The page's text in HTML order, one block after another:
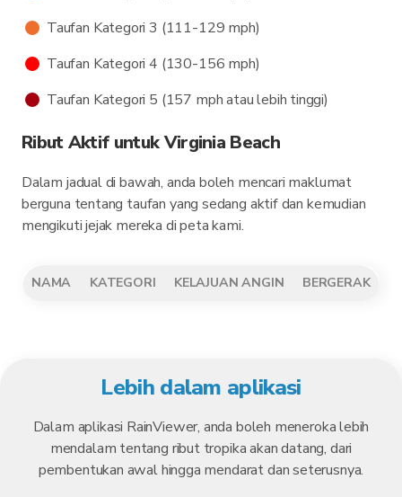
Taufan Kategori 3 (111-129 mph)
Taufan Kategori 4 (130-156 mph)
Taufan Kategori 5 (157 mph atau lebih tinggi)
Ribut Aktif untuk Virginia Beach
Dalam jadual di bawah, anda boleh mencari maklumat
berguna tentang taufan yang sedang aktif dan kemudian
mengikuti jejak mereka di peta kami.
NAMA KATEGORI KELAJUAN ANGIN BERGERAK
Lebih dalam aplikasi
Dalam aplikasi RainViewer, anda boleh meneroka lebih
mendalam tentang ribut tropika akan datang, dari
pembentukan awal hingga mendarat dan seterusnya.